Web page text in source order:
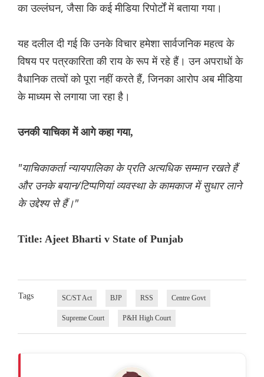
का उल्लंघन, जैसा कि कई मीडिया रिपोर्टों में बताया गया।
यह दलील दी गई कि उनके विचार हमेशा सार्वजनिक महत्व के
विषय पर पत्रकारिता की राय के रूप में रहे हैं। उन अपराधों के
वैधानिक तत्वों को पूरा नहीं करते हैं, जिनका आरोप अब मीडिया
के माध्यम से लगाया जा रहा है।
उनकी याचिका में आगे कहा गया,
"याचिकाकर्ता न्यायपालिका के प्रति अत्यधिक सम्मान रखते हैं
और उनके बयान/टिप्पणियां व्यवस्था के कामकाज में सुधार लाने
के उद्देश्य से हैं।"
Title: Ajeet Bharti v State of Punjab
Tags SC/ST Act BJP RSS Centre Govt
Supreme Court P&H High Court